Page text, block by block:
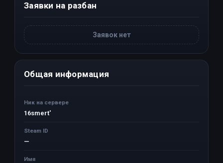
Заявки на разбан
Заявок нет
Общая информация
Ник на сервере
16smert'
Steam ID
—
Имя